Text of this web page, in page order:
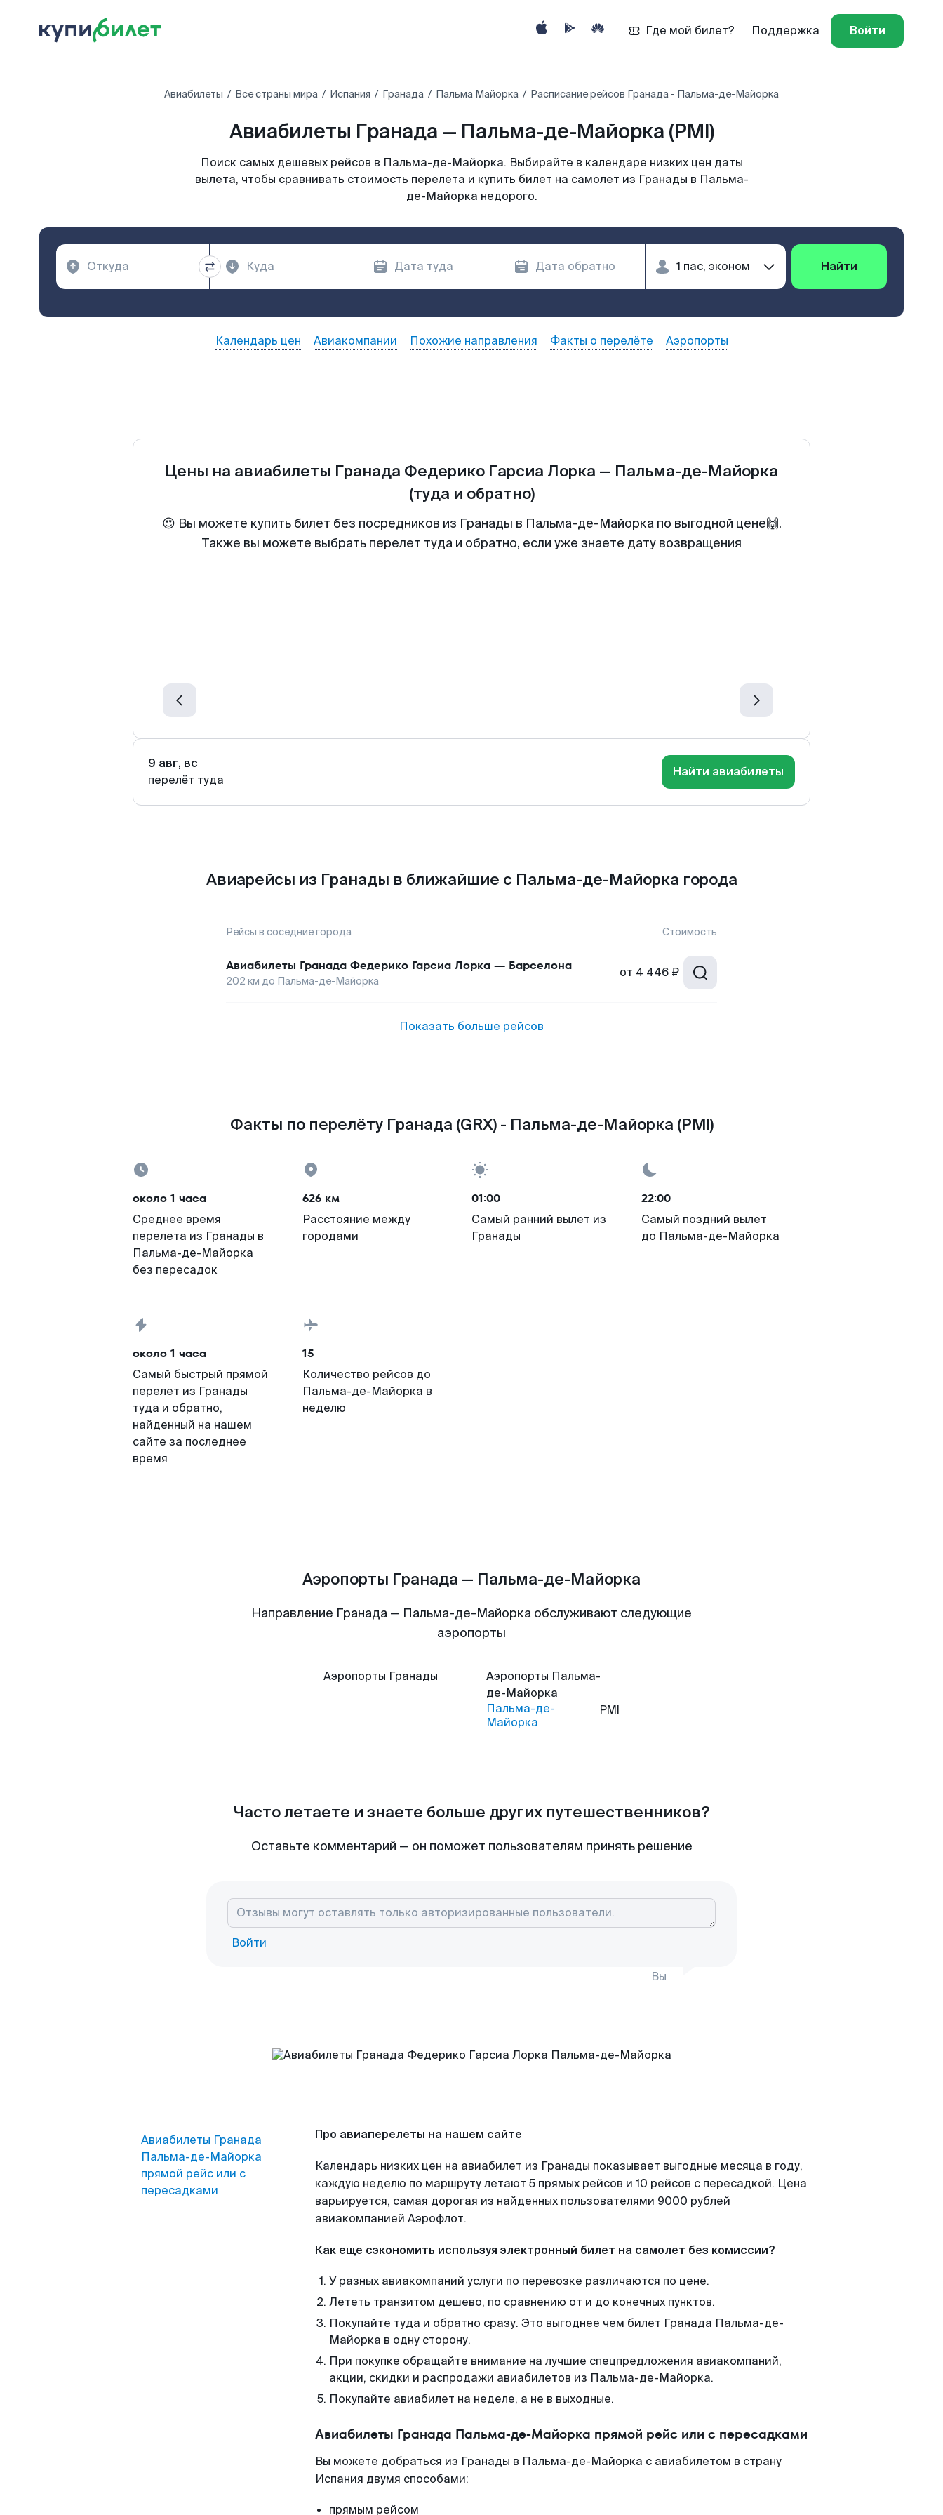
Где мой билет? Поддержка Войти
Авиабилеты Все страны мира Испания Гранада Пальма Майорка Расписание рейсов Гранада - Пальма-де-Майорка
Авиабилеты Гранада — Пальма-де-Майорка (PMI)
Поиск самых дешевых рейсов в Пальма-де-Майорка. Выбирайте в календаре низких цен даты
вылета, чтобы сравнивать стоимость перелета и купить билет на самолет из Гранады в Пальма-
де-Майорка недорого.
Найти
Календарь цен Авиакомпании Похожие направления Факты о перелёте Аэропорты
Цены на авиабилеты Гранада Федерико Гарсиа Лорка — Пальма-де-Майорка
(туда и обратно)
😍 Вы можете купить билет без посредников из Гранады в Пальма-де-Майорка по выгодной цене🙌.
Также вы можете выбрать перелет туда и обратно, если уже знаете дату возвращения
9 авг, вс
перелёт туда
Найти авиабилеты
Авиарейсы из Гранады в ближайшие с Пальма-де-Майорка города
Рейсы в соседние города Стоимость
Авиабилеты Гранада Федерико Гарсиа Лорка — Барселона
202 км до Пальма-де-Майорка
от 4 446 ₽
Показать больше рейсов
Факты по перелёту Гранада (GRX) - Пальма-де-Майорка (PMI)
около 1 часа
Среднее время
перелета из Гранады в
Пальма-де-Майорка
без пересадок
626 км
Расстояние между
городами
01:00
Самый ранний вылет из
Гранады
22:00
Самый поздний вылет
до Пальма-де-Майорка
около 1 часа
Самый быстрый прямой
перелет из Гранады
туда и обратно,
найденный на нашем
сайте за последнее
время
15
Количество рейсов до
Пальма-де-Майорка в
неделю
Аэропорты Гранада — Пальма-де-Майорка
Направление Гранада — Пальма-де-Майорка обслуживают следующие
аэропорты
Аэропорты Гранады Аэропорты Пальма-
де-Майорка
Пальма-де-
Майорка
PMI
Часто летаете и знаете больше других путешественников?
Оставьте комментарий — он поможет пользователям принять решение
Войти
Вы
Авиабилеты Гранада
Пальма-де-Майорка
прямой рейс или с
пересадками
Про авиаперелеты на нашем сайте
Календарь низких цен на авиабилет из Гранады показывает выгодные месяца в году,
каждую неделю по маршруту летают 5 прямых рейсов и 10 рейсов с пересадкой. Цена
варьируется, самая дорогая из найденных пользователями 9000 рублей
авиакомпанией Аэрофлот.
Как еще сэкономить используя электронный билет на самолет без комиссии?
У разных авиакомпаний услуги по перевозке различаются по цене.
Лететь транзитом дешево, по сравнению от и до конечных пунктов.
Покупайте туда и обратно сразу. Это выгоднее чем билет Гранада Пальма-де-
Майорка в одну сторону.
При покупке обращайте внимание на лучшие спецпредложения авиакомпаний,
акции, скидки и распродажи авиабилетов из Пальма-де-Майорка.
Покупайте авиабилет на неделе, а не в выходные.
Авиабилеты Гранада Пальма-де-Майорка прямой рейс или с пересадками
Вы можете добраться из Гранады в Пальма-де-Майорка с авиабилетом в страну
Испания двумя способами:
прямым рейсом